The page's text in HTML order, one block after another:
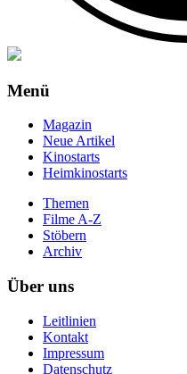
Menü
Magazin
Neue Artikel
Kinostarts
Heimkinostarts
Themen
Filme A-Z
Stöbern
Archiv
Über uns
Leitlinien
Kontakt
Impressum
Datenschutz